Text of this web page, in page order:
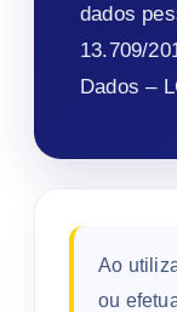
dados
13.709/
Dados –
Ao
ou